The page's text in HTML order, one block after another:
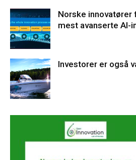
Norske innovatører
mest avanserte AI-
Investorer er også